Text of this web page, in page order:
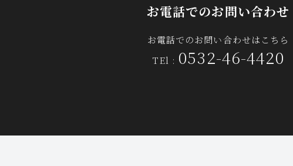
お電話でのお問い合わせ
お電話でのお問い合わせはこちら
TEl : 0532-46-4420